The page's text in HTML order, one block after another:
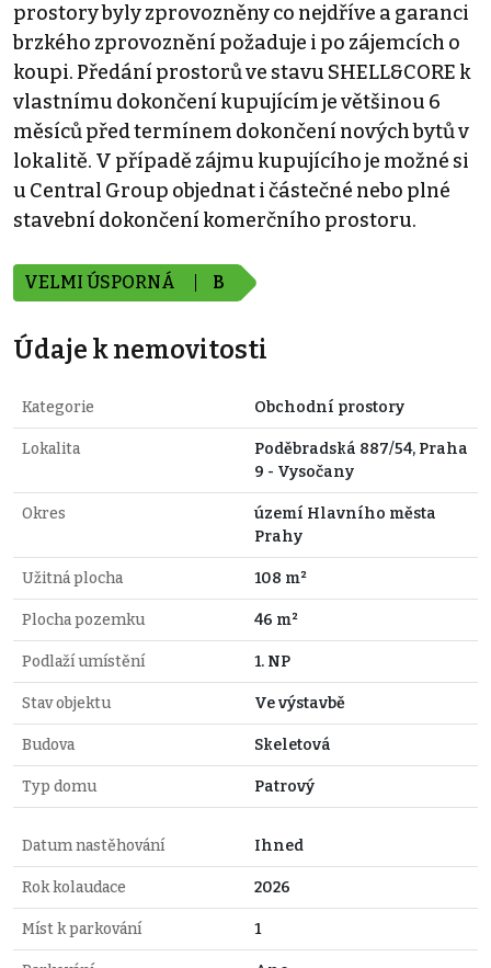
prostory byly zprovozněny co nejdříve a garanci
brzkého zprovoznění požaduje i po zájemcích o
koupi. Předání prostorů ve stavu SHELL&CORE k
vlastnímu dokončení kupujícím je většinou 6
měsíců před termínem dokončení nových bytů v
lokalitě. V případě zájmu kupujícího je možné si
u Central Group objednat i částečné nebo plné
stavební dokončení komerčního prostoru.
VELMI ÚSPORNÁ B
Údaje k nemovitosti
Kategorie Obchodní prostory
Lokalita
Poděbradská 887/54, Praha
9 - Vysočany
Okres
území Hlavního města
Prahy
Užitná plocha 108 m²
Plocha pozemku 46 m²
Podlaží umístění 1. NP
Stav objektu Ve výstavbě
Budova Skeletová
Typ domu Patrový
Datum nastěhování Ihned
Rok kolaudace 2026
Míst k parkování 1